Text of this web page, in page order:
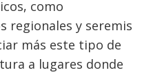
como
regionales y seremis
más este tipo de
a lugares donde